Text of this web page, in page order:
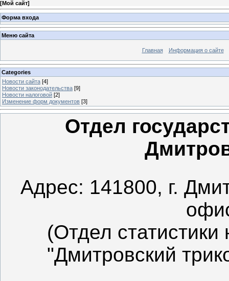
[Мой сайт]
Форма входа
Меню сайта
Главная Информация о сайте
Categories
Новости сайта [4]
Новости законодательства [9]
Новости налоговой [2]
Изменение форм документов [3]
Отдел
Адрес: 141800, г.
(Отдел
"Дмитровский